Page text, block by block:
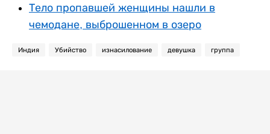
Тело пропавшей женщины нашли в
чемодане, выброшенном в озеро
Индия Убийство изнасилование девушка группа